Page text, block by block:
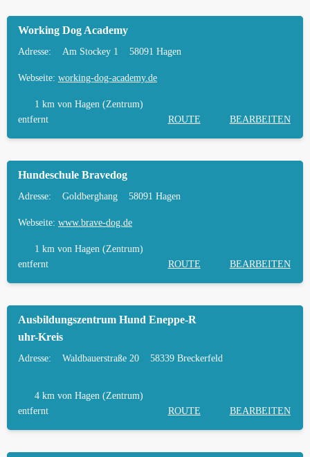
Working Dog Academy
Adresse: Am Stockey 1 58091 Hagen
Webseite: working-dog-academy.de
1 km von Hagen (Zentrum)
entfernt
ROUTE BEARBEITEN
Hundeschule Bravedog
Adresse: Goldberghang 58091 Hagen
Webseite: www.brave-dog.de
1 km von Hagen (Zentrum)
entfernt
ROUTE BEARBEITEN
Ausbildungszentrum Hund Eneppe-R
uhr-Kreis
Adresse: Waldbauerstraße 20 58339 Breckerfeld
4 km von Hagen (Zentrum)
entfernt
ROUTE BEARBEITEN